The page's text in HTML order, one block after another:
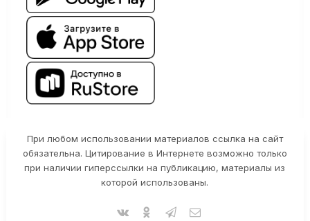
При любом использовании материалов ссылка на сайт
обязательна. Цитирование в Интернете возможно только
при наличии гиперссылки на публикацию, материалы из
которой использованы.